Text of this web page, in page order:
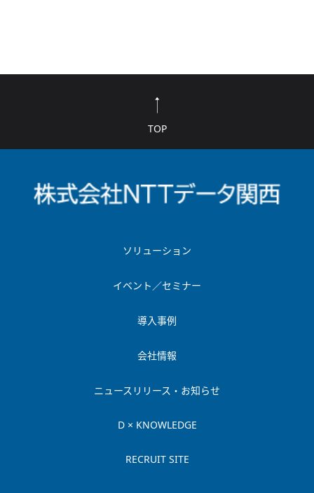
TOP
ソリューション
イベント／セミナー
導入事例
会社情報
ニュースリリース・お知らせ
D × KNOWLEDGE
RECRUIT SITE